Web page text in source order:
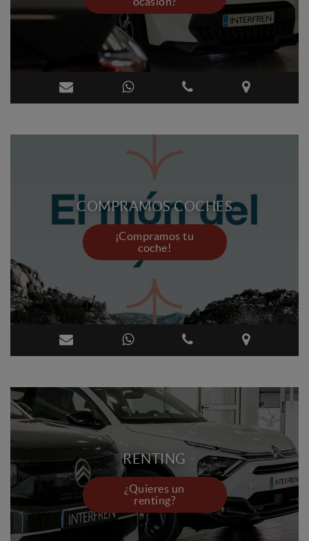
COMPRAMOS COCHES
¡Compramos tu
coche!
RENTING
¿Quieres un
renting?